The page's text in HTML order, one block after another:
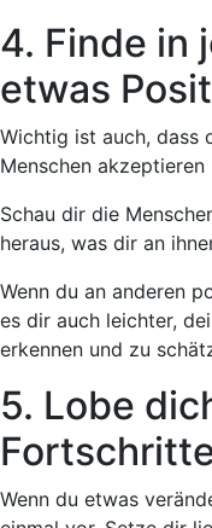
4. Finde in
etwas
Wichtig ist auch, dass
Menschen
Schau dir die
heraus, was dir an
Wenn du an anderen
es dir auch leichter,
erkennen und zu
5. Lobe
Wenn du etwas